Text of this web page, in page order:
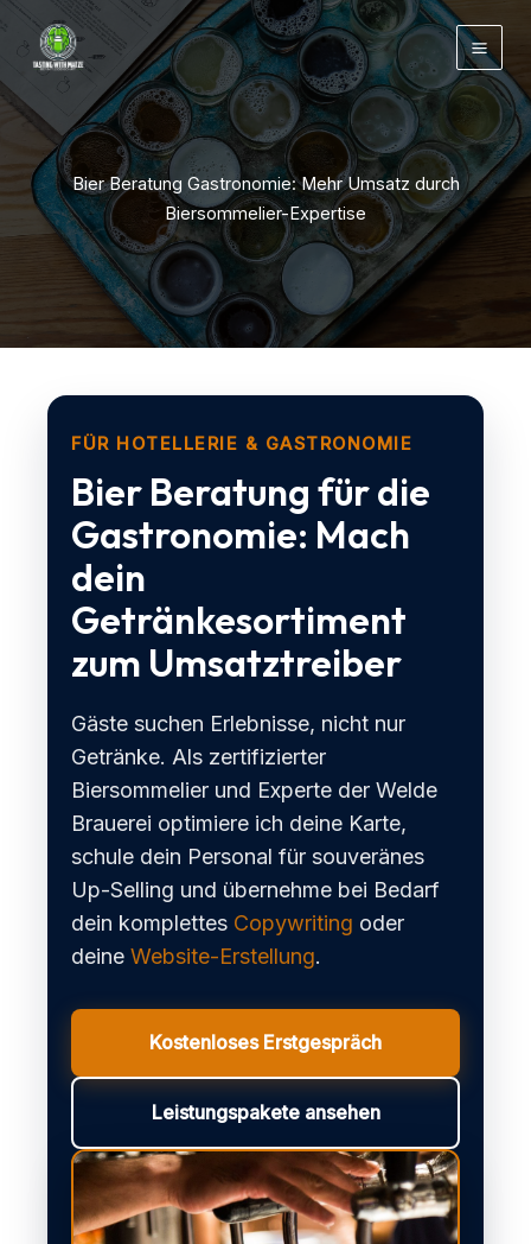
Zum
Inhalt
springen
Bier Beratung Gastronomie: Mehr Umsatz durch
Biersommelier-Expertise
FÜR HOTELLERIE & GASTRONOMIE
Bier Beratung für die
Gastronomie: Mach
dein
Getränkesortiment
zum Umsatztreiber
Gäste suchen Erlebnisse, nicht nur
Getränke. Als zertifizierter
Biersommelier und Experte der Welde
Brauerei optimiere ich deine Karte,
schule dein Personal für souveränes
Up-Selling und übernehme bei Bedarf
dein komplettes Copywriting oder
deine Website-Erstellung.
Kostenloses Erstgespräch
Leistungspakete ansehen